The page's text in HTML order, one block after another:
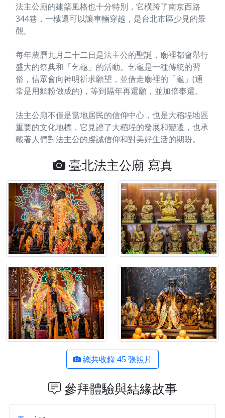
法主公廟的建築風格也十分特別，它橫跨了南京西路
344巷，一樓還可以讓車輛穿越，是台北市區少見的景
觀。
每年農曆九月二十二日是法主公的聖誕，廟裡都會舉行
盛大的祭典和「乞龜」的活動。乞龜是一種傳統的習
俗，信眾會向神明祈求願望，並借走廟裡的「龜」(通
常是用麵粉做成的)，等到隔年再還願，並加倍奉還。
法主公廟不僅是當地居民的信仰中心，也是大稻埕地區
重要的文化地標，它見證了大稻埕的發展和變遷，也承
載著人們對法主公的虔誠信仰和對美好生活的期盼。
臺北法主公廟 寫真
總共收錄 45 張照片
參拜體驗與結緣故事